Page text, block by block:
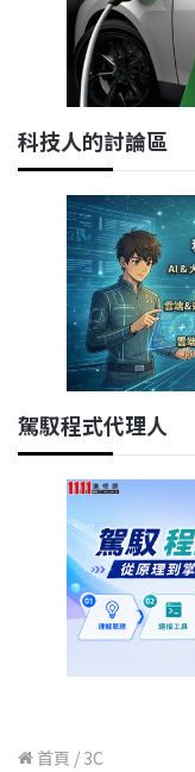
科技人的討論區
駕馭程式代理人